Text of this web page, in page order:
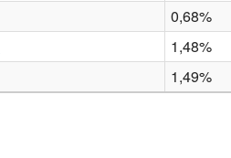
0,68%
1,48%
1,49%